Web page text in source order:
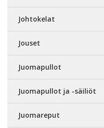
Johtokelat
Jouset
Juomapullot
Juomapullot ja -säiliöt
Juomareput